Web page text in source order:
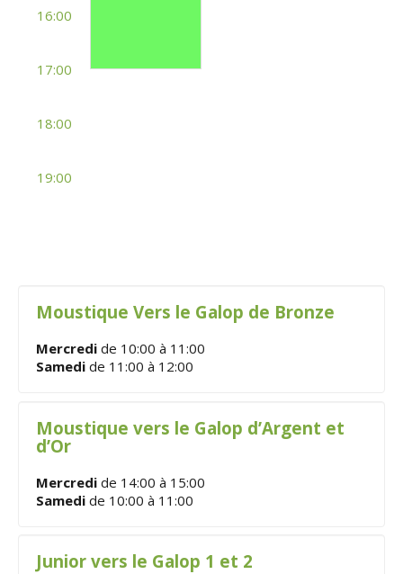
16:00
17:00
18:00
19:00
Moustique Vers le Galop de Bronze
Mercredi de 10:00 à 11:00
Samedi de 11:00 à 12:00
Moustique vers le Galop d’Argent et
d’Or
Mercredi de 14:00 à 15:00
Samedi de 10:00 à 11:00
Junior vers le Galop 1 et 2